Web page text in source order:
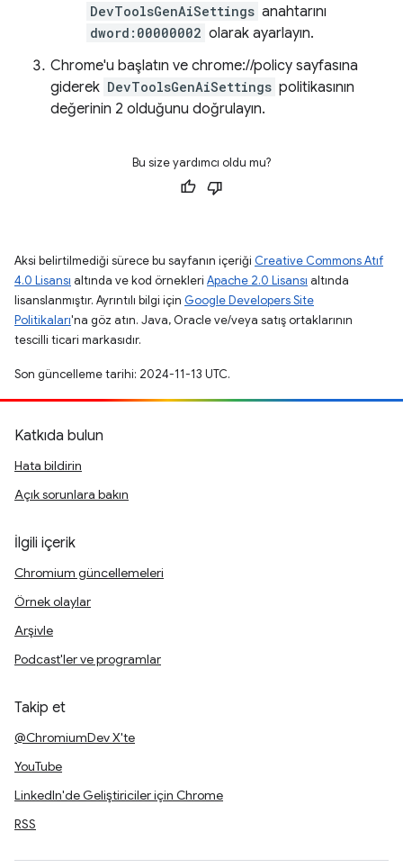
DevToolsGenAiSettings anahtarını
dword:00000002 olarak ayarlayın.
Chrome'u başlatın ve chrome://policy sayfasına
giderek DevToolsGenAiSettings politikasının
değerinin 2 olduğunu doğrulayın.
Bu size yardımcı oldu mu?
Aksi belirtilmediği sürece bu sayfanın içeriği Creative Commons Atıf
4.0 Lisansı altında ve kod örnekleri Apache 2.0 Lisansı altında
lisanslanmıştır. Ayrıntılı bilgi için Google Developers Site
Politikaları'na göz atın. Java, Oracle ve/veya satış ortaklarının
tescilli ticari markasıdır.
Son güncelleme tarihi: 2024-11-13 UTC.
Katkıda bulun
Hata bildirin
Açık sorunlara bakın
İlgili içerik
Chromium güncellemeleri
Örnek olaylar
Arşivle
Podcast'ler ve programlar
Takip et
@ChromiumDev X'te
YouTube
LinkedIn'de Geliştiriciler için Chrome
RSS